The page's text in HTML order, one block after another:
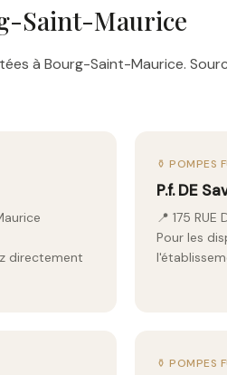
Saint-Maurice
à Bourg-Saint-Maurice.
directement
⚱️ POMPES
P.f. DE
📍 175 RUE
Pour les
⚱️ POMPES